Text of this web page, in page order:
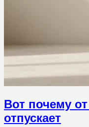
Вот почему
отпускает